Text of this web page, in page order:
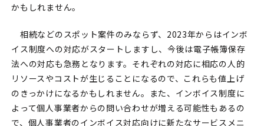
かもしれません。
相続などのスポット案件のみならず、2023年からはインボ
イス制度への対応がスタートしますし、今後は電子帳簿保存
法への対応も急務となります。それぞれの対応に相応の人的
リソースやコストが生じることになるので、これらも値上げ
のきっかけになるかもしれません。また、インボイス制度に
よって個人事業者からの問い合わせが増える可能性もあるの
で、個人事業者のインボイス対応向けに新たなサービスメニ